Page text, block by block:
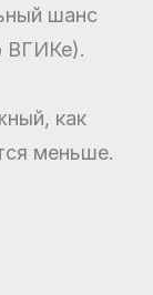
шанс
ВГИКе).
как
меньше.